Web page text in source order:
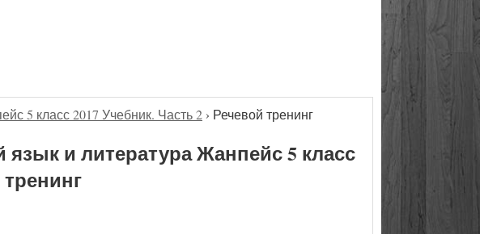
5 класс 2017 Учебник. Часть 2 › Речевой тренинг
и литература Жанпейс 5 класс